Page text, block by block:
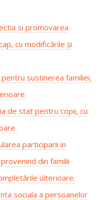
si promovarea
cu modificările și
sustinerea familiei,
de stat pentru copii, cu
participarii in
din familii
ulterioare.
sociala a persoanelor